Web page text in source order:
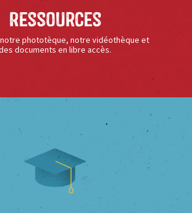
Ressources
phototèque, notre vidéothèque et
documents en libre accès.